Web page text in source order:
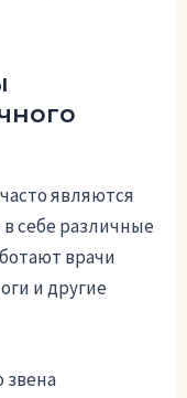
являются
себе различные
врачи
и другие
звена